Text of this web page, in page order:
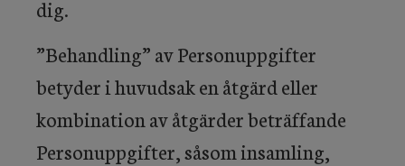
dig.
”Behandling” av Personuppgifter
betyder i huvudsak en åtgärd eller
kombination av åtgärder beträffande
Personuppgifter, såsom insamling,